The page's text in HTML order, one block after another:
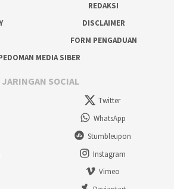
REDAKSI
DISCLAIMER
FORM PENGADUAN
MEDIA SIBER
JARINGAN SOCIAL
Twitter
WhatsApp
Stumbleupon
Instagram
Vimeo